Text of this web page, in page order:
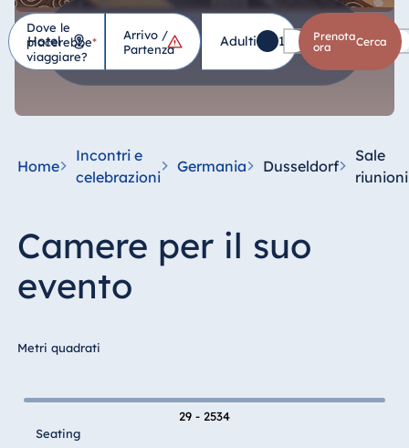
Dove le
piacerebbe
viaggiare?
*
Hotel
Homburg
Hotel Bad
Wildungen
proArte Hotel
Berlin
Hotel Bremen
Hotel Dresden
Hotel Düsseldorf
Arrivo /
Partenza
Adulti 1 Bambini 0
Prenota
ora
cerca
Home
Incontri e
celebrazioni
Germania Dusseldorf
Sale
riunioni
Camere per il suo
evento
Metri quadrati
29 - 2534
Seating